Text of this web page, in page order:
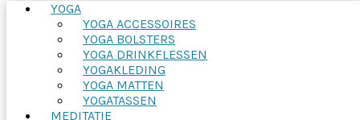
YOGA
YOGA ACCESSOIRES
YOGA BOLSTERS
YOGA DRINKFLESSEN
YOGAKLEDING
YOGA MATTEN
YOGATASSEN
MEDITATIE